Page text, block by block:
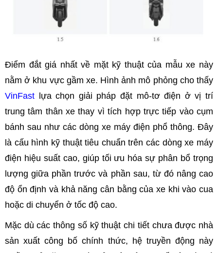
Điểm đắt giá nhất về mặt kỹ thuật của mẫu xe này
nằm ở khu vực gầm xe. Hình ảnh mô phỏng cho thấy
VinFast lựa chọn giải pháp đặt mô-tơ điện ở vị trí
trung tâm thân xe thay vì tích hợp trực tiếp vào cụm
bánh sau như các dòng xe máy điện phổ thông. Đây
là cấu hình kỹ thuật tiêu chuẩn trên các dòng xe máy
điện hiệu suất cao, giúp tối ưu hóa sự phân bổ trọng
lượng giữa phần trước và phần sau, từ đó nâng cao
độ ổn định và khả năng cân bằng của xe khi vào cua
hoặc di chuyển ở tốc độ cao.
Mặc dù các thông số kỹ thuật chi tiết chưa được nhà
sản xuất công bố chính thức, hệ truyền động này